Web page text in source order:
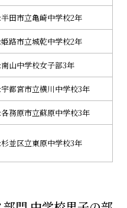
田市立亀崎中学校2年
路市立城乾中学校2年
山中学校女子部3年
都宮市立横川中学校3年
務原市立蘇原中学校3年
並区立東原中学校3年